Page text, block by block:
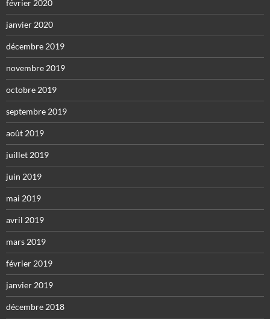
février 2020
janvier 2020
décembre 2019
novembre 2019
octobre 2019
septembre 2019
août 2019
juillet 2019
juin 2019
mai 2019
avril 2019
mars 2019
février 2019
janvier 2019
décembre 2018